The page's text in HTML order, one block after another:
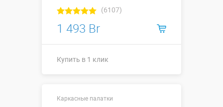
(6107)
1 493 Br
Купить в 1 клик
Каркасные палатки